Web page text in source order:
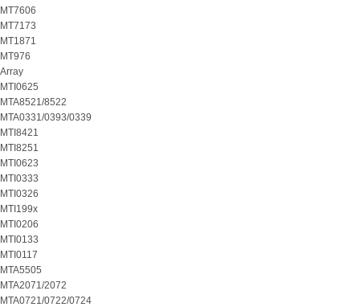
MT7606
MT7173
MT1871
MT976
Array
MTI0625
MTA8521/8522
MTA0331/0393/0339
MTI8421
MTI8251
MTI0623
MTI0333
MTI0326
MTI199x
MTI0206
MTI0133
MTI0117
MTA5505
MTA2071/2072
MTA0721/0722/0724